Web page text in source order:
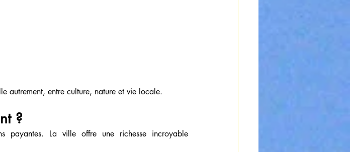
autrement, entre culture, nature et vie locale.
?
La ville offre une richesse incroyable